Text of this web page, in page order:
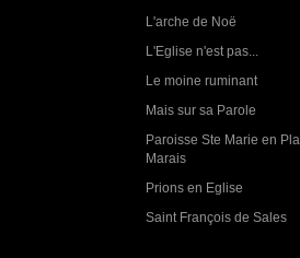
L'arche de Noë
L'Eglise n'est pas...
Le moine ruminant
Mais sur sa Parole
Paroisse Ste Marie en
Marais
Prions en Eglise
Saint François de Sales